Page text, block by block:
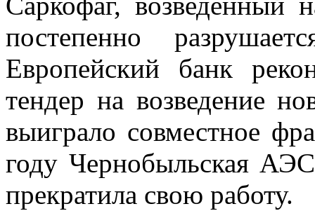
постепенно
Европейский банк
тендер на возведение
выиграло совместное
году Чернобыльская
прекратила свою работу.